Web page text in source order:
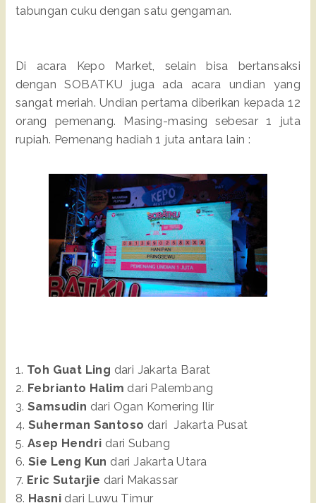
tabungan cuku dengan satu gengaman.
Di acara Kepo Market, selain bisa bertansaksi
dengan SOBATKU juga ada acara undian yang
sangat meriah. Undian pertama diberikan kepada 12
orang pemenang. Masing-masing sebesar 1 juta
rupiah. Pemenang hadiah 1 juta antara lain :
1. Toh Guat Ling dari Jakarta Barat
2. Febrianto Halim dari Palembang
3.Samsudin dari Ogan Komering Ilir
4.Suherman Santoso dari Jakarta Pusat
5.Asep Hendri dari Subang
6.Sie Leng Kun dari Jakarta Utara
7. Eric Sutarjie dari Makassar
8. Hasni dari Luwu Timur